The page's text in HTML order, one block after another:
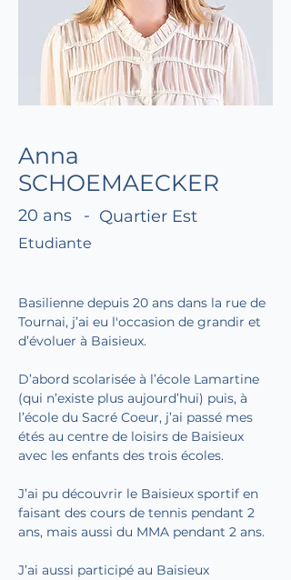
Anna
SCHOEMAECKER
20 ans - Quartier Est
Etudiante
Basilienne depuis 20 ans dans la rue de
Tournai, j’ai eu l'occasion de grandir et
d’évoluer à Baisieux.
D’abord scolarisée à l’école Lamartine
(qui n’existe plus aujourd’hui) puis, à
l’école du Sacré Coeur, j’ai passé mes
étés au centre de loisirs de Baisieux
avec les enfants des trois écoles.
J’ai pu découvrir le Baisieux sportif en
faisant des cours de tennis pendant 2
ans, mais aussi du MMA pendant 2 ans.
J’ai aussi participé au Baisieux